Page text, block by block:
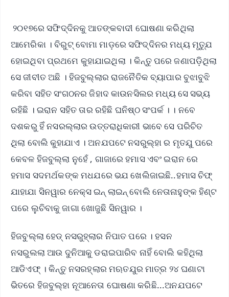
୨୦୧୭ରେ ସଫିଦ୍ଦିନକୁ ଆତଙ୍କବାଦୀ ଘୋଷଣା କରିଥିଲା
ଆମେରିକା । ବିରୁଟ୍ ବୋମା ମାଡ଼ରେ ସଫିଦ୍ଦିନର ମଧ୍ୟ ମୃତ୍ଯୁ
ହୋଇଥିବା ପ୍ରଥମେ କୁହାଯାଇଥିଲା । କିନ୍ତୁ ପରେ ଜଣାପଡ଼ିଥିଲା
ସେ ଜୀବୀତ ଅଛି । ହିଜବୁଲ୍ଲାର ରାଜନୈତିକ ବ୍ୟାପାର ବୁଝାବୁଝି
କରିବା ସହିତ ସଂଗଠନର ଜିହାଦ କାଉନସିଲର ମଧ୍ୟ ସେ ସଭ୍ୟ
ରହିଛି । ଇରାନ ସହିତ ତାର ରହିଛି ଘନିଷ୍ଠ ସଂପର୍କ । । ନବେ
ଦଶକରୁ ହିଁ ନସରଲ୍ଲାର ଉତ୍ତରାଧିକାରୀ ଭାବେ ସେ ପରିଚିତ
ଥିଲା ବୋଲି କୁହାଯାଏ । ଅନଯପଟେ ନସରୁଲ୍ହା ର ମୃତଯୁ ପରେ
କେବଳ ହିଜବୁଲ୍ଲା ନୁହେଁ , ଗାଜାରେ ହମାସ ଏବଂ ଇରାନ ରେ
ହମାସ ସଦମର୍ଥକଙ୍କ ମଧଯରେ ଭଯ ଖେଲିଜାଇଛି..ହମାସ ଚିଫ୍
ଯାହାଯା ସିନୱାର ନେକ୍ସ ଇନ୍ ଲାଇନ୍ ବୋଲି ନେତାନାହୁଙ୍କ ହିଣ୍ଟ
ପରେ ଲୁଚିବାକୁ ଜାଗା ଖୋଜୁଛି ସିନୱାର ।
ହିଜବୁଲ୍ଲା ହେଡ୍ ନସରୁହ୍ଲାର ନିପାତ ପରେ । ହସନ
ନସରୁଲଲା ଆଉ ଦୁନିଆକୁ ଡରାଇପାରିବ ନାହିଁ ବୋଲି କହିଥିଲା
ଆଡିଏଫ୍ । କିନ୍ତୁ ନସରହ୍ଲାର ମଋତଯୁର ମାତ୍ର ୨୪ ଘଣାଟା
ଭିତରେ ହିଜବୁଲ୍ହା ନୂଆନେତା ଘୋଷଣା କରିଛି...ଅନଯପଟେ